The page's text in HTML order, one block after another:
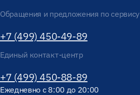
Обращения и предложения по сервису
+7 (499) 450-49-89
Единый контакт-центр
+7 (499) 450-88-89
Ежедневно с 8:00 до 20:00